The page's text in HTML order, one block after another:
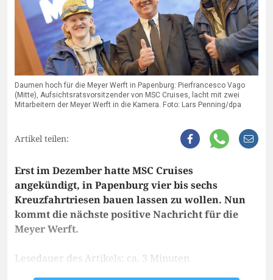
Daumen hoch für die Meyer Werft in Papenburg: Pierfrancesco Vago
(Mitte), Aufsichtsratsvorsitzender von MSC Cruises, lacht mit zwei
Mitarbeitern der Meyer Werft in die Kamera. Foto: Lars Penning/dpa
Artikel teilen:
Erst im Dezember hatte MSC Cruises
angekündigt, in Papenburg vier bis sechs
Kreuzfahrtriesen bauen lassen zu wollen. Nun
kommt die nächste positive Nachricht für die
Meyer Werft.
Lesedauer des Artikels: ca. 3 Minuten